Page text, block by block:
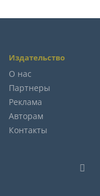
Издательство
О нас
Партнеры
Реклама
Авторам
Контакты